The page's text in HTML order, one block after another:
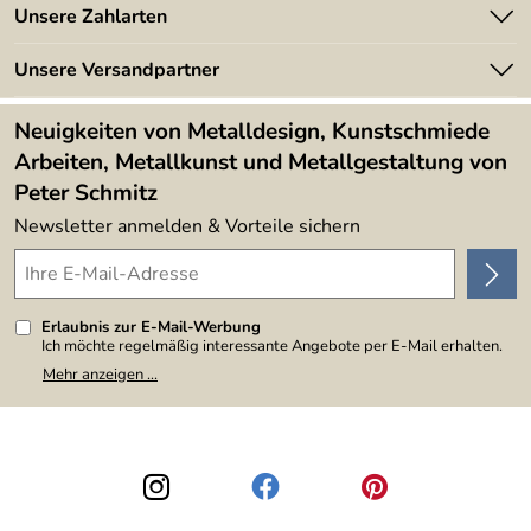
Kundeninformationen
Newsletter
Lieferbedingungen
Angebote
Kundenbewertungen (394)
4,9/5
Unsere Zahlarten
Unsere Versandpartner
Neuigkeiten von Metalldesign, Kunstschmiede
Arbeiten, Metallkunst und Metallgestaltung von
Peter Schmitz
Newsletter anmelden & Vorteile sichern
Erlaubnis zur E-Mail-Werbung
Ich möchte regelmäßig interessante Angebote per E-Mail erhalten.
Meine E-Mail-Adresse wird nicht an andere Unternehmen
weitergegeben. Zu statistischen Zwecken wird in anonymer Form
den Link "Abmelden" am Ende des Newsletters anklicke. Die
Datenschutzerklärung
habe ich zur Kenntnis genommen.
Mehr anzeigen ...